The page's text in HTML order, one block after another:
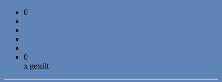
0
0
x geteilt